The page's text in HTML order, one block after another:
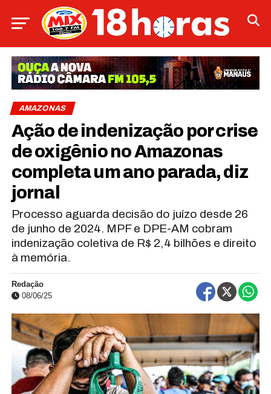
AMAZONAS
Ação de indenização por crise
de oxigênio no Amazonas
completa um ano parada, diz
jornal
Processo aguarda decisão do juízo desde 26
de junho de 2024. MPF e DPE-AM cobram
indenização coletiva de R$ 2,4 bilhões e direito
à memória.
Redação
08/06/25